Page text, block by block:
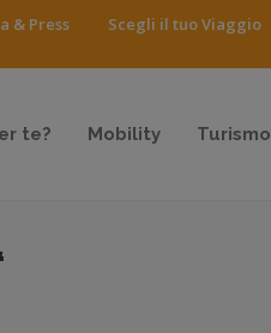
& Press Scegli il tuo Viaggio
te? Mobility Turismo